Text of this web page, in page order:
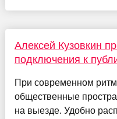
Алексей Кузовкин
подключения к
При современном
общественные
на выезде. Удобно